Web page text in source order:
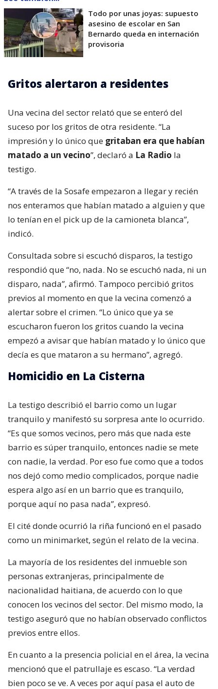
Todo por unas joyas: supuesto
asesino de escolar en San
Bernardo queda en internación
provisoria
Gritos alertaron a residentes
Una vecina del sector relató que se enteró del
suceso por los gritos de otra residente. “La
impresión y lo único que gritaban era que habían
matado a un vecino”, declaró a La Radio la
testigo.
“A través de la Sosafe empezaron a llegar y recién
nos enteramos que habían matado a alguien y que
lo tenían en el pick up de la camioneta blanca”,
indicó.
Consultada sobre si escuchó disparos, la testigo
respondió que “no, nada. No se escuchó nada, ni un
disparo, nada”, afirmó. Tampoco percibió gritos
previos al momento en que la vecina comenzó a
alertar sobre el crimen. “Lo único que ya se
escucharon fueron los gritos cuando la vecina
empezó a avisar que habían matado y lo único que
decía es que mataron a su hermano”, agregó.
Homicidio en La Cisterna
La testigo describió el barrio como un lugar
tranquilo y manifestó su sorpresa ante lo ocurrido.
“Es que somos vecinos, pero más que nada este
barrio es súper tranquilo, entonces nadie se mete
con nadie, la verdad. Por eso fue como que a todos
nos dejó como medio complicados, porque nadie
espera algo así en un barrio que es tranquilo,
porque aquí no pasa nada”, expresó.
El cité donde ocurrió la riña funcionó en el pasado
como un minimarket, según el relato de la vecina.
La mayoría de los residentes del inmueble son
personas extranjeras, principalmente de
nacionalidad haitiana, de acuerdo con lo que
conocen los vecinos del sector. Del mismo modo, la
testigo aseguró que no habían observado conflictos
previos entre ellos.
En cuanto a la presencia policial en el área, la vecina
mencionó que el patrullaje es escaso. “La verdad
bien poco se ve. A veces por aquí pasa el auto de